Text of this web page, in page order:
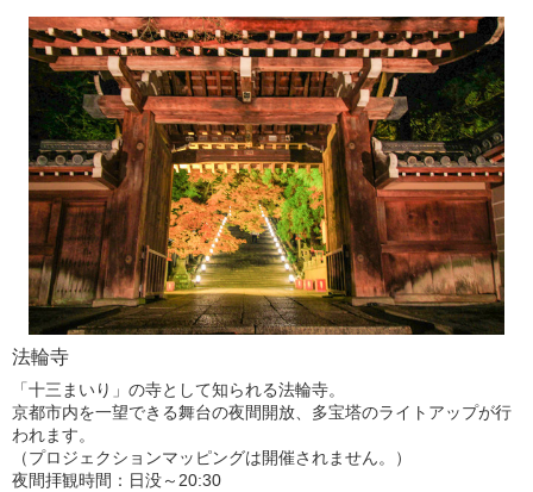
法輪寺
「十三まいり」の寺として知られる法輪寺。
京都市内を一望できる舞台の夜間開放、多宝塔のライトアップが行
われます。
（プロジェクションマッピングは開催されません。）
夜間拝観時間：日没～20:30